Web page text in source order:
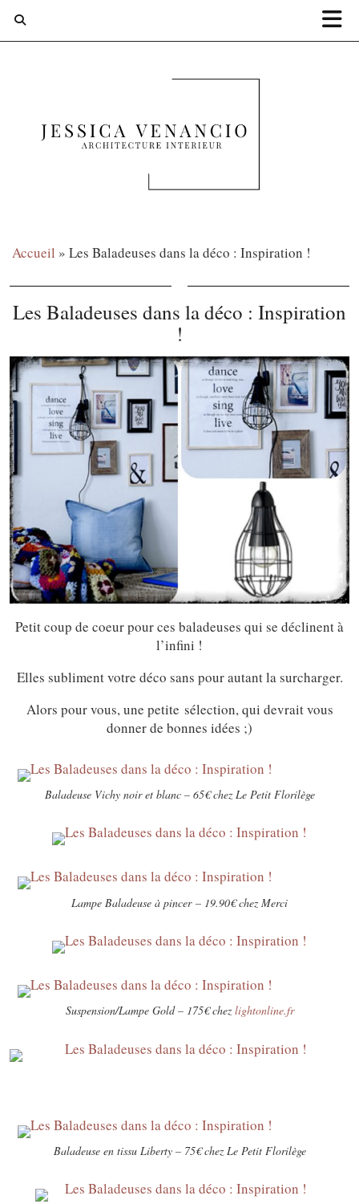
Accueil » Les Baladeuses dans la déco : Inspiration !
Les Baladeuses dans la déco : Inspiration
!
Petit coup de coeur pour ces baladeuses qui se déclinent à
l’infini !
Elles subliment votre déco sans pour autant la surcharger.
Alors pour vous, une petite sélection, qui devrait vous
donner de bonnes idées ;)
Baladeuse Vichy noir et blanc – 65€ chez Le Petit Florilège
Lampe Baladeuse à pincer – 19.90€ chez Merci
Suspension/Lampe Gold – 175€ chez lightonline.fr
Baladeuse en tissu Liberty – 75€ chez Le Petit Florilège